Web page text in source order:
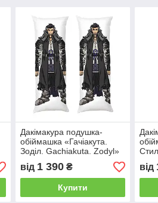
Дакімакура подушка-
обіймашка «Гачіакута.
Зоділ. Gachiakuta. Zodyl»
від 1 390₴
Купити
від